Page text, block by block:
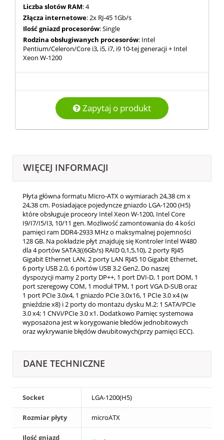
Liczba slotów RAM: 4
Złącza internetowe: 2x RJ-45 1Gb/s
Ilość gniazd procesorów: Single
Rodzina obsługiwanych procesorów: Intel
Pentium/Celeron/Core i3, i5, i7, i9 10-tej generacji + Intel
Xeon W-1200
Zapytaj o produkt
WIĘCEJ INFORMACJI
Płyta główna formatu Micro-ATX o wymiarach 24,38 cm x
24,38 cm. Posiadające pojedyncze gniazdo LGA-1200 (H5)
które obsługuje proceory Intel Xeon W-1200, Intel Core
I9/I7/I5/I3, 10/11 gen. Możliwość zamontowania do 4 kości
pamięci ram DDR4-2933 MHz o maksymalnej pojemności
128 GB. Na pokładzie płyt znajduję się Kontroler Intel W480
dla 4 portów SATA3((6Gb/s) RAID 0,1,5,10), 2 porty RJ45
Gigabit Ethernet LAN, 2 porty LAN RJ45 10 Gigabit Ethernet,
6 porty USB 2.0, 6 portów USB 3.2 Gen2. Do naszej
dyspozycji mamy 2 porty DP++, 1 port DVI-D, 1 port DOM, 1
port szeregowy COM, 1 moduł TPM, 1 port VGA D-SUB oraz
1 port PCIe 3.0x4, 1 gniazdo PCIe 3.0x16, 1 PCIe 3.0 x4 (w
gnieździe x8) i 2 porty do montażu dysku M.2: 1 SATA/PCIe
3.0 x4; 1 CNVi/PCIe 3.0 x1. Dodatkowo Pamięc systemowa
wyposażona jest w korygowanie błedów jednobitowych
oraz wykrywanie błędów dwubitowych(przy pamięci ECC).
DANE TECHNICZNE
Socket LGA-1200(H5)
Rozmiar płyty microATX
Ilość gniazd